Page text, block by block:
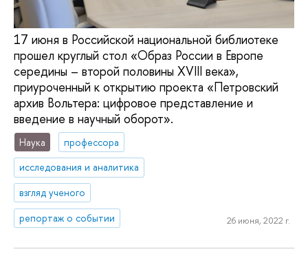
17 июня в Российской национальной библиотеке
прошел круглый стол «Образ России в Европе
середины – второй половины XVIII века»,
приуроченный к открытию проекта «Петровский
архив Вольтера: цифровое представление и
введение в научный оборот».
Наука
профессора
исследования и аналитика
взгляд ученого
репортаж о событии
26 июня, 2022 г.